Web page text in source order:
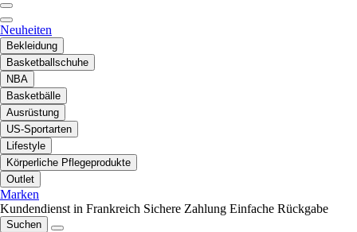
Neuheiten
Bekleidung
Basketballschuhe
NBA
Basketbälle
Ausrüstung
US-Sportarten
Lifestyle
Körperliche Pflegeprodukte
Outlet
Marken
Kundendienst in Frankreich Sichere Zahlung Einfache Rückgabe
Suchen